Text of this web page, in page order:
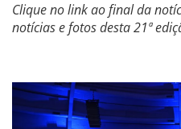
Clique no link ao final da
notícias e fotos desta 21ª